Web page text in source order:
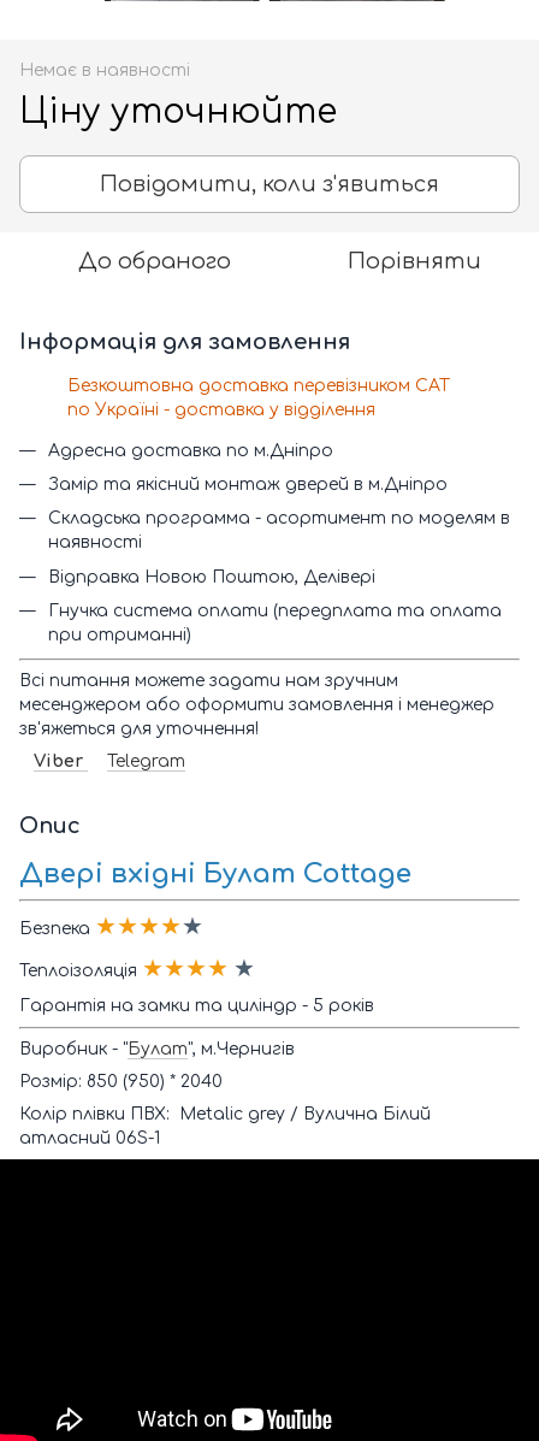
Немає в наявності
Ціну уточнюйте
Повідомити, коли з'явиться
До обраного Порівняти
Інформація для замовлення
Безкоштовна доставка перевізником САТ
по Україні - доставка у відділення
Адресна доставка по м.Дніпро
Замір та якісний монтаж дверей в м.Дніпро
Складська программа - асортимент по моделям в
наявності
Відправка Новою Поштою, Делівері
Гнучка система оплати (передплата та оплата
при отриманні)
Всі питання можете задати нам зручним
месенджером або оформити замовлення і менеджер
зв'яжеться для уточнення!
Viber
Telegram
Опис
Двері вхідні Булат Cottage
Безпека ★★★★★
Теплоізоляція ★★★★ ★
Гарантія на замки та циліндр - 5 років
Виробник - " Булат", м.Чернигів
Розмір: 850 (950) * 2040
Колір плівки ПВХ: Metalic grey / Вулична Білий
атласний 06S-1